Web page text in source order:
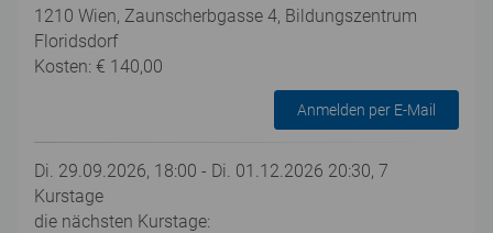
1210 Wien, Zaunscherbgasse 4, Bildungszentrum
Floridsdorf
Kosten: € 140,00
Anmelden per E-Mail
Di. 29.09.2026, 18:00 - Di. 01.12.2026 20:30, 7
Kurstage
die nächsten Kurstage: